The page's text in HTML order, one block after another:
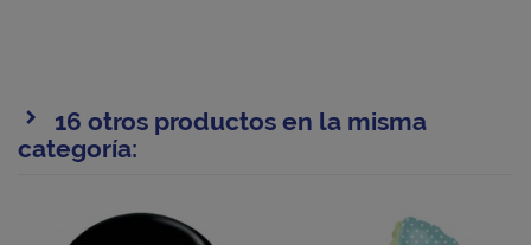
16 otros productos en la misma
categoría: